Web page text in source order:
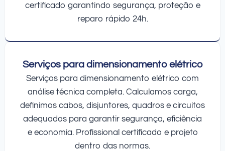
certificado garantindo segurança, proteção e
reparo rápido 24h.
Serviços para dimensionamento elétrico
Serviços para dimensionamento elétrico com
análise técnica completa. Calculamos carga,
definimos cabos, disjuntores, quadros e circuitos
adequados para garantir segurança, eficiência
e economia. Profissional certificado e projeto
dentro das normas.